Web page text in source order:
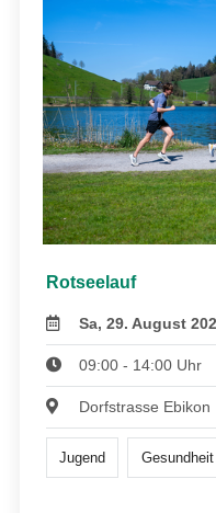
Rotseelauf
Sa, 29. August
09:00 - 14:00 Uhr
Dorfstrasse Ebikon
Jugend Gesundheit